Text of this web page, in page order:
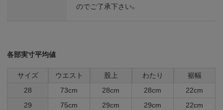
のでご了承下さい。
各部実寸平均値
サイズ ウエスト 股上 わたり
裾幅
28
73cm 28cm 28cm
22cm
29
75cm 29cm 29cm
22cm